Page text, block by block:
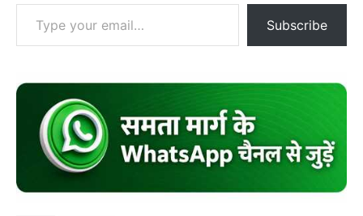
Subscribe